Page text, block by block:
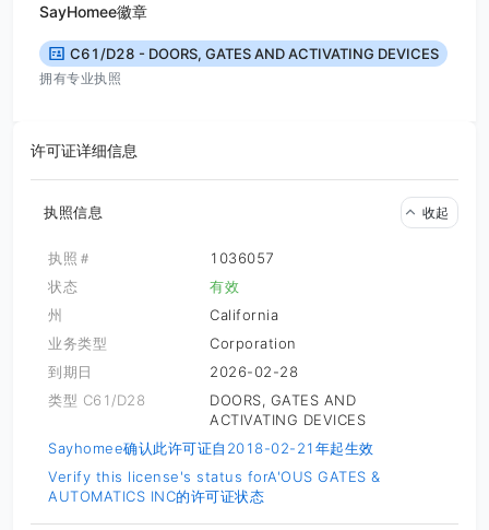
SayHomee徽章
C61/D28 - DOORS, GATES AND ACTIVATING DEVICES
拥有专业执照
许可证详细信息
执照信息 收起
执照＃
1036057
状态
有效
州
California
业务类型
Corporation
到期日
2026-02-28
类型 C61/D28
DOORS, GATES AND
ACTIVATING DEVICES
Sayhomee确认此许可证自2018-02-21年起生效
Verify this license's status forA'OUS GATES &
AUTOMATICS INC的许可证状态